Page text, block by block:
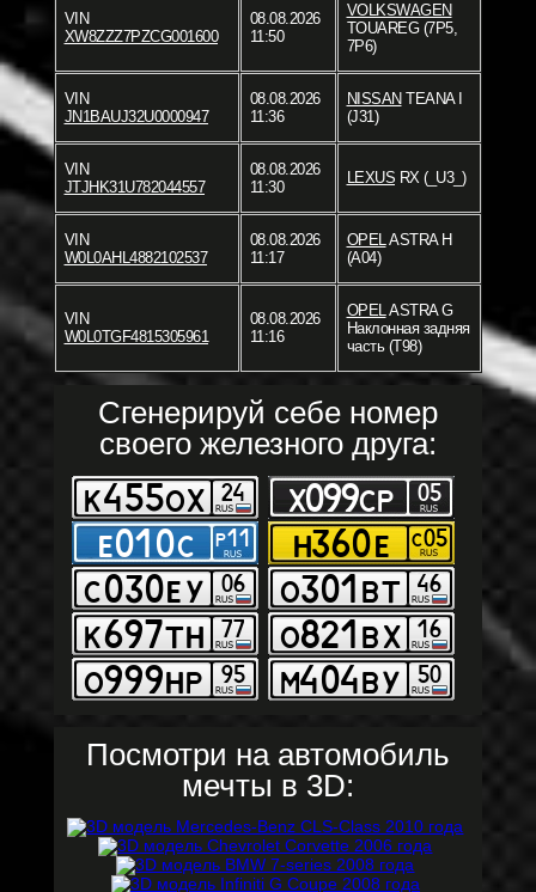
VIN
XW8ZZZ7PZCG001600
08.08.2026
11:50
VOLKSWAGEN
TOUAREG (7P5,
7P6)
VIN
JN1BAUJ32U0000947
08.08.2026
11:36
NISSAN TEANA I
(J31)
VIN
JTJHK31U782044557
08.08.2026
11:30
LEXUS RX (_U3_)
VIN
W0L0AHL4882102537
08.08.2026
11:17
OPELASTRA H
(A04)
VIN
W0L0TGF4815305961
08.08.2026
11:16
OPELASTRA G
Наклонная задняя
часть (T98)
Сгенерируй себе номер
своего железного друга:
Посмотри на автомобиль
мечты в 3D: